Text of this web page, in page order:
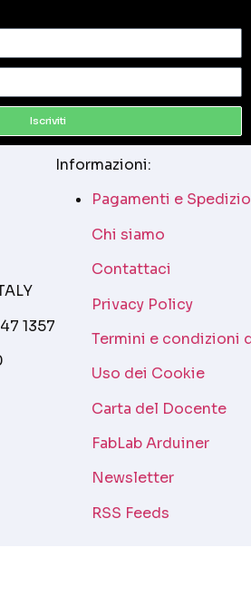
Iscriviti
1357
Informazioni:
Pagamenti e
Chi siamo
Contattaci
Privacy Policy
Termini e condizioni
Uso dei Cookie
Carta del Docente
FabLab Arduiner
Newsletter
RSS Feeds